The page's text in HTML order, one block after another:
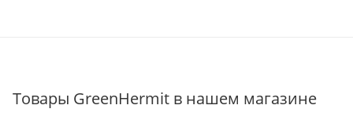
Товары GreenHermit в нашем магазине